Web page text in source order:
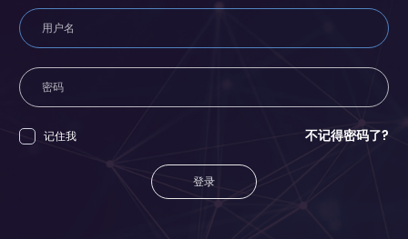
记住我 不记得密码了?
登录